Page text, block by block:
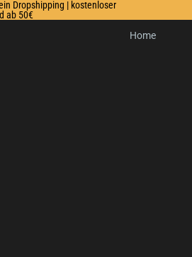
Dropshipping | kostenloser
ab 50€
Home